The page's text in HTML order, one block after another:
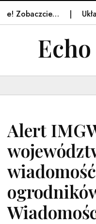
Zobaczcie… Układ
Alert